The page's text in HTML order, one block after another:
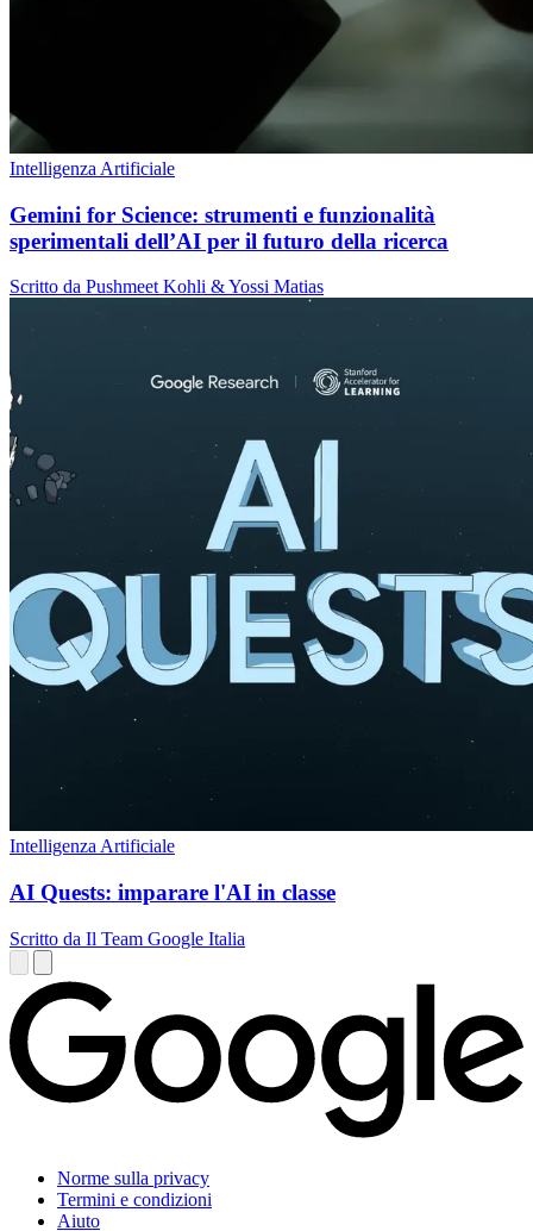
Intelligenza Artificiale
Gemini for Science: strumenti e funzionalità
sperimentali dell’AI per il futuro della ricerca
Scritto da Pushmeet Kohli & Yossi Matias
Intelligenza Artificiale
AI Quests: imparare l'AI in classe
Scritto da Il Team Google Italia
Norme sulla privacy
Termini e condizioni
Aiuto